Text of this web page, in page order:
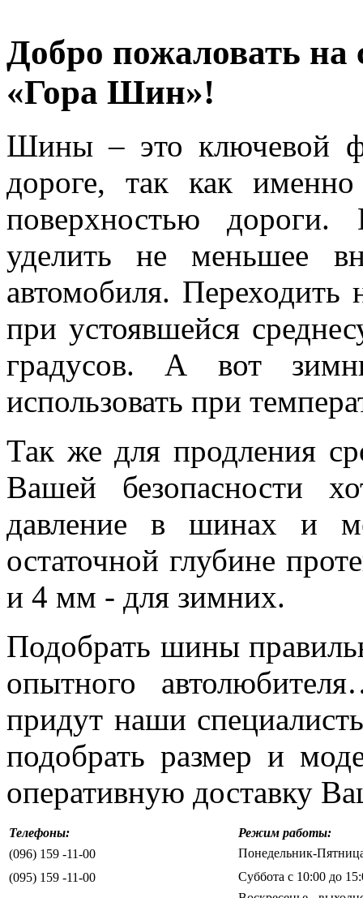
Добро пожаловать на
«Гора Шин»!
Шины – это ключевой
дороге, так как
поверхностью
уделить не меньшее
автомобиля.
при устоявшейся
градусов. А вот
использовать при
Так же для продления
Вашей безопасности
давление в шинах и
остаточной глубине
и 4 мм - для зимних.
Подобрать шины
опытного
придут наши
подобрать размер и
оперативную доставку
Телефоны:
Режим работы:
(096) 159 -11-00
Понедельник-
(095) 159 -11-00
Суббота с 10:00 до